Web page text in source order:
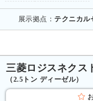
展示拠点： テクニカル
三菱ロジスネクス
（2.5トン ディーゼル）